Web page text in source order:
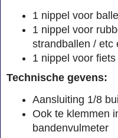
1 nippel voor
1 nippel voor
strandballen / etc
1 nippel voor
Technische gevens:
Aansluiting 1/8
Ook te klemmen
bandenvulmeter